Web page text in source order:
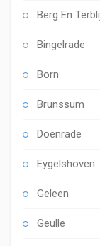
Berg En
Bingelrade
Born
Brunssum
Doenrade
Eygelshoven
Geleen
Geulle